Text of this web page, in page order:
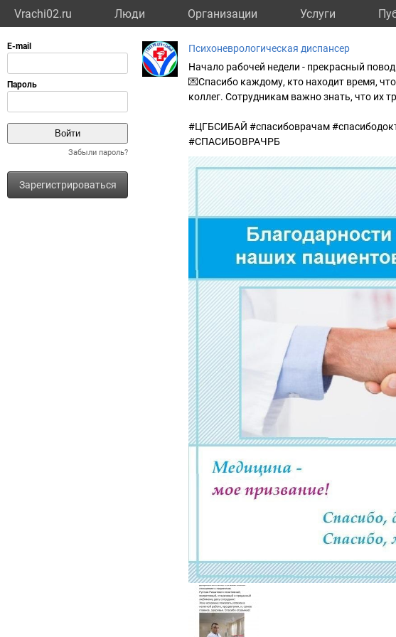
Vrachi02.ru Люди Организации Услуги
Забыли пароль?
Зарегистрироваться
Психоневрологическая диспансер
Начало рабочей недели - прекрасный
💌Спасибо каждому, кто находит время,
коллег. Сотрудникам важно знать, что их
#ЦГБСИБАЙ #спасибоврачам
#СПАСИБОВРАЧРБ